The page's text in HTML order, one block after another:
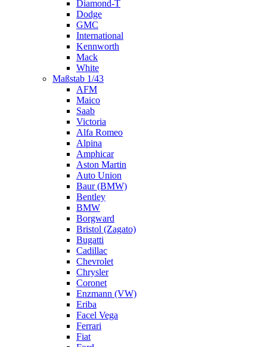
Diamond-T
Dodge
GMC
International
Kennworth
Mack
White
Maßstab 1/43
AFM
Maico
Saab
Victoria
Alfa Romeo
Alpina
Amphicar
Aston Martin
Auto Union
Baur (BMW)
Bentley
BMW
Borgward
Bristol (Zagato)
Bugatti
Cadillac
Chevrolet
Chrysler
Coronet
Enzmann (VW)
Eriba
Facel Vega
Ferrari
Fiat